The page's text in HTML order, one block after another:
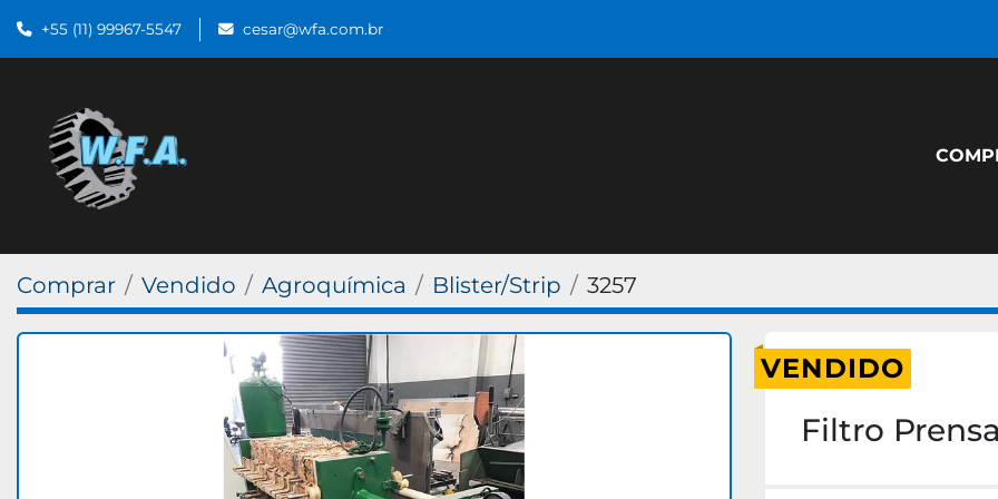
+55 (11) 99967-5547 cesar@wfa.com.br
Comprar Vendido Agroquímica Blister/Strip 3257
VENDIDO
Filtro Prensa